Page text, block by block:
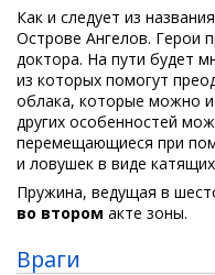
Как и следует из
Острове Ангелов. Герои
доктора. На пути будет
из которых помогут
облака, которые можно
других особенностей
перемещающиеся при
и ловушек в виде
Пружина, ведущая в
во втором акте зоны.
Враги